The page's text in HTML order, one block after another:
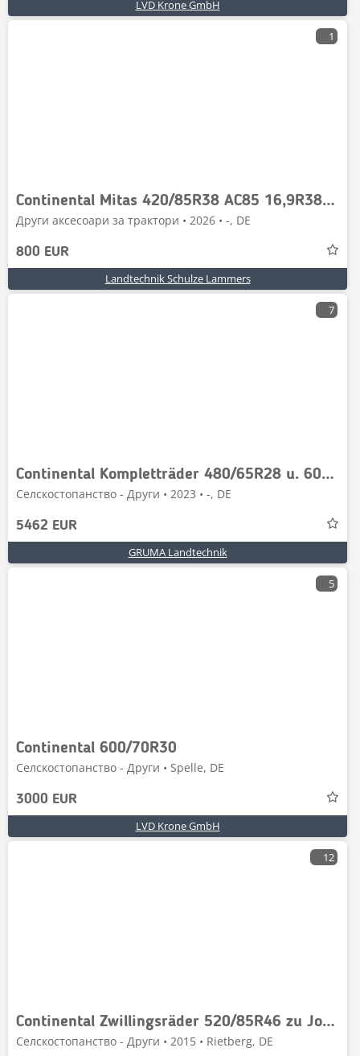
LVD Krone GmbH
1
Continental Mitas 420/85R38 AC85 16,9R38 NEU
Други аксесоари за трактори • 2026 • -, DE
800 EUR
Landtechnik Schulze Lammers
7
Continental Kompletträder 480/65R28 u. 600/65R38 TractorMaster
Селскостопанство - Други • 2023 • -, DE
5462 EUR
GRUMA Landtechnik
5
Continental 600/70R30
Селскостопанство - Други • Spelle, DE
3000 EUR
LVD Krone GmbH
12
Continental Zwillingsräder 520/85R46 zu John Deere
Селскостопанство - Други • 2015 • Rietberg, DE